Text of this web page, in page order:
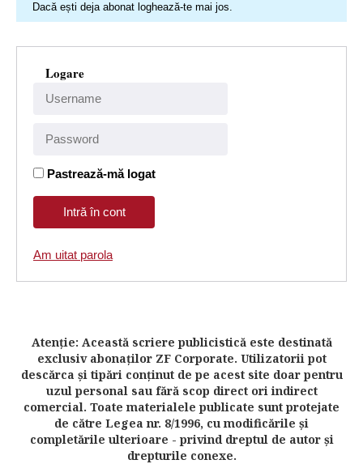
Dacă ești deja abonat loghează-te mai jos.
Logare
Pastrează-mă logat
Am uitat parola
Atenţie: Această scriere publicistică este destinată
exclusiv abonaţilor ZF Corporate. Utilizatorii pot
descărca şi tipări conţinut de pe acest site doar pentru
uzul personal sau fără scop direct ori indirect
comercial. Toate materialele publicate sunt protejate
de către Legea nr. 8/1996, cu modificările şi
completările ulterioare - privind dreptul de autor şi
drepturile conexe.